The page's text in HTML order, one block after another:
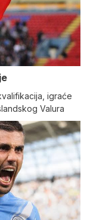
igraće
Valura